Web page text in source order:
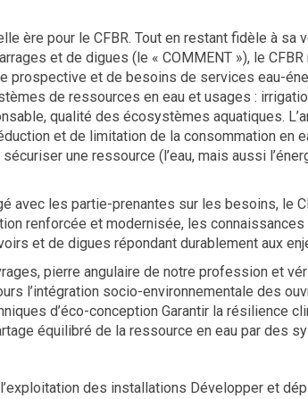
ère pour le CFBR. Tout en restant fidèle à sa
et de digues (le « COMMENT »), le
prospective et de besoins de services eau-
de ressources en eau et usages :
qualité des écosystèmes aquatiques.
et de limitation de la consommation en
une ressource (l’eau, mais aussi
avec les partie-prenantes sur les besoins, le
renforcée et modernisée, les
et de digues répondant durablement aux
pierre angulaire de notre profession et
l’intégration socio-environnementale des
d’éco-conception Garantir la résilience
équilibré de la ressource en eau par des
des installations Développer et